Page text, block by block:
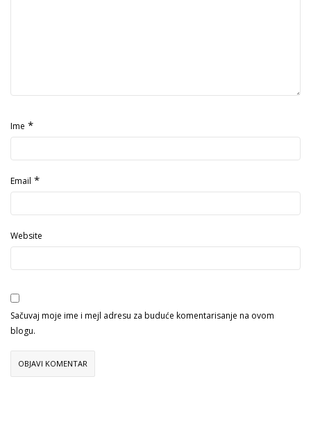
Ime *
Email *
Website
Sačuvaj moje ime i mejl adresu za buduće komentarisanje na ovom
blogu.